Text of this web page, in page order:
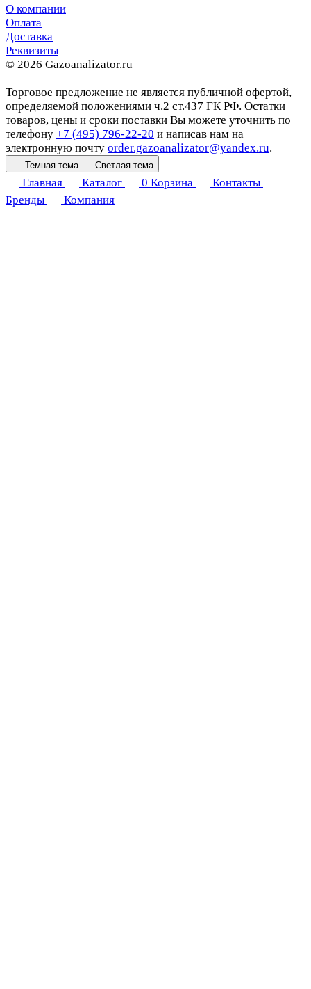
О компании
Оплата
Доставка
Реквизиты
© 2026 Gazoanalizator.ru
Торговое предложение не является публичной офертой,
определяемой положениями ч.2 ст.437 ГК РФ. Остатки
товаров, цены и сроки поставки Вы можете уточнить по
телефону +7 (495) 796-22-20 и написав нам на
электронную почту order.gazoanalizator@yandex.ru.
Темная тема Светлая тема
Главная Каталог 0 Корзина
Контакты
Бренды
Компания